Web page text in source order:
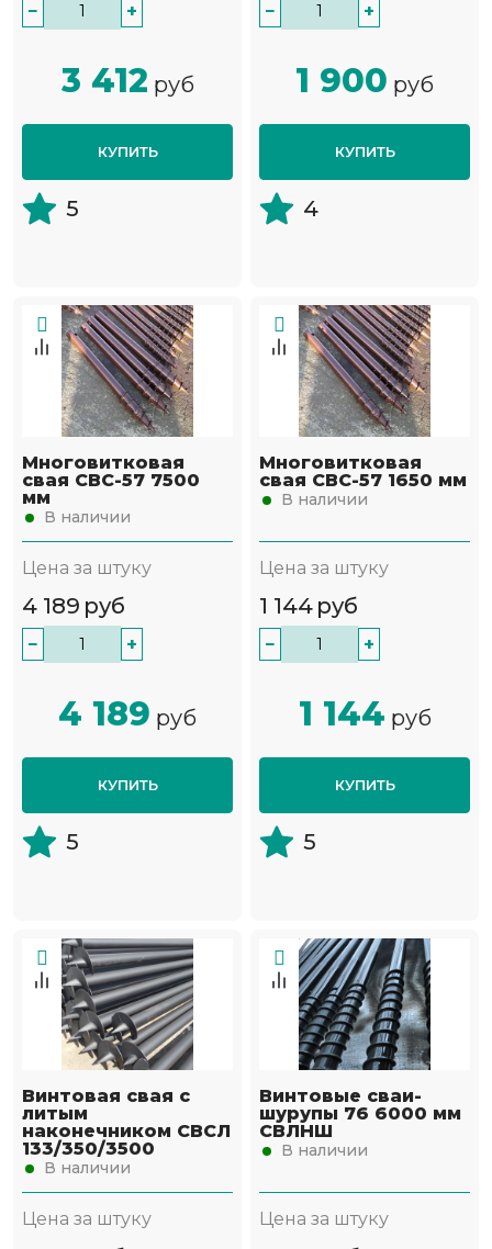
− +
3 412 руб
КУПИТЬ
5
− +
1 900 руб
КУПИТЬ
4
Многовитковая
свая СВС-57 7500
мм
В наличии
Цена за штуку
4 189 руб
− +
4 189 руб
КУПИТЬ
5
Многовитковая
свая СВС-57 1650 мм
В наличии
Цена за штуку
1 144 руб
− +
1 144 руб
КУПИТЬ
5
Винтовая свая с
литым
наконечником СВСЛ
133/350/3500
В наличии
Цена за штуку
Винтовые сваи-
шурупы 76 6000 мм
СВЛНШ
В наличии
Цена за штуку